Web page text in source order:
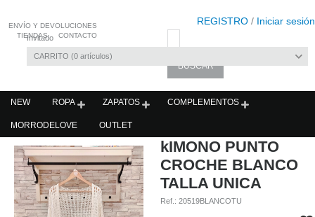
REGISTRO / Iniciar sesión
Invitado
CARRITO 0 artículos
ENVÍO Y DEVOLUCIONES
TIENDAS
CONTACTO
NEW ROPA ZAPATOS COMPLEMENTOS
MORRODELOVE OUTLET
kIMONO PUNTO
CROCHE BLANCO
TALLA UNICA
Ref.:20519BLANCOTU